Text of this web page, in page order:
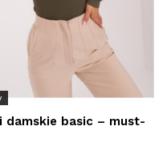
damskie basic – must-